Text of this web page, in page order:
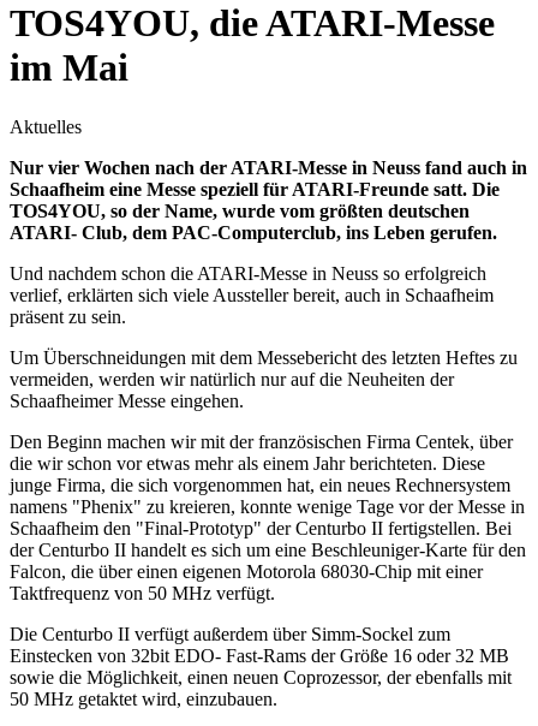
TOS4YOU, die ATARI-Messe
im Mai
Aktuelles
Nur vier Wochen nach der ATARI-Messe in Neuss fand auch in
Schaafheim eine Messe speziell für ATARI-Freunde satt. Die
TOS4YOU, so der Name, wurde vom größten deutschen
ATARI- Club, dem PAC-Computerclub, ins Leben gerufen.
Und nachdem schon die ATARI-Messe in Neuss so erfolgreich
verlief, erklärten sich viele Aussteller bereit, auch in Schaafheim
präsent zu sein.
Um Überschneidungen mit dem Messebericht des letzten Heftes zu
vermeiden, werden wir natürlich nur auf die Neuheiten der
Schaafheimer Messe eingehen.
Den Beginn machen wir mit der französischen Firma Centek, über
die wir schon vor etwas mehr als einem Jahr berichteten. Diese
junge Firma, die sich vorgenommen hat, ein neues Rechnersystem
namens "Phenix" zu kreieren, konnte wenige Tage vor der Messe in
Schaafheim den "Final-Prototyp" der Centurbo II fertigstellen. Bei
der Centurbo II handelt es sich um eine Beschleuniger-Karte für den
Falcon, die über einen eigenen Motorola 68030-Chip mit einer
Taktfrequenz von 50 MHz verfügt.
Die Centurbo II verfügt außerdem über Simm-Sockel zum
Einstecken von 32bit EDO- Fast-Rams der Größe 16 oder 32 MB
sowie die Möglichkeit, einen neuen Coprozessor, der ebenfalls mit
50 MHz getaktet wird, einzubauen.